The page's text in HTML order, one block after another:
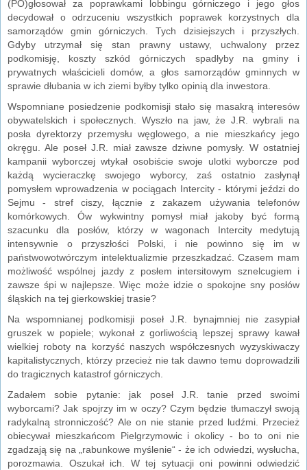
(PO)głosował za poprawkami lobbingu górniczego i jego głos
decydował o odrzuceniu wszystkich poprawek korzystnych dla
samorządów gmin górniczych. Tych dzisiejszych i przyszłych.
Gdyby utrzymał się stan prawny ustawy, uchwalony przez
podkomisję, koszty szkód górniczych spadłyby na gminy i
prywatnych właścicieli domów, a głos samorządów gminnych w
sprawie dłubania w ich ziemi byłby tylko opinią dla inwestora.
Wspomniane posiedzenie podkomisji stało się masakrą interesów
obywatelskich i społecznych. Wyszło na jaw, że J.R. wybrali na
posła dyrektorzy przemysłu węglowego, a nie mieszkańcy jego
okręgu. Ale poseł J.R. miał zawsze dziwne pomysły. W ostatniej
kampanii wyborczej wtykał osobiście swoje ulotki wyborcze pod
każdą wycieraczkę swojego wyborcy, zaś ostatnio zasłynął
pomysłem wprowadzenia w pociągach Intercity - którymi jeździ do
Sejmu - stref ciszy, łącznie z zakazem używania telefonów
komórkowych. Ów wykwintny pomysł miał jakoby być formą
szacunku dla posłów, którzy w wagonach Intercity medytują
intensywnie o przyszłości Polski, i nie powinno się im w
państwowotwórczym intelektualizmie przeszkadzać. Czasem mam
możliwość wspólnej jazdy z posłem intersitowym sznelcugiem i
zawsze śpi w najlepsze. Więc może idzie o spokojne sny posłów
śląskich na tej gierkowskiej trasie?
Na wspomnianej podkomisji poseł J.R. bynajmniej nie zasypiał
gruszek w popiele; wykonał z gorliwością lepszej sprawy kawał
wielkiej roboty na korzyść naszych współczesnych wyzyskiwaczy
kapitalistycznych, którzy przecież nie tak dawno temu doprowadzili
do tragicznych katastrof górniczych.
Zadałem sobie pytanie: jak poseł J.R. tanie przed swoimi
wyborcami? Jak spojrzy im w oczy? Czym będzie tłumaczył swoją
radykalną stronniczość? Ale on nie stanie przed ludźmi. Przecież
obiecywał mieszkańcom Pielgrzymowic i okolicy - bo to oni nie
zgadzają się na „rabunkowe myślenie“ - że ich odwiedzi, wysłucha,
porozmawia. Oszukał ich. W tej sytuacji oni powinni odwiedzić